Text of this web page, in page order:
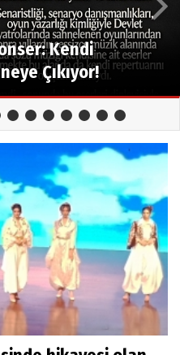
duyar kasan Müjdat
Getirecek Kitabı,